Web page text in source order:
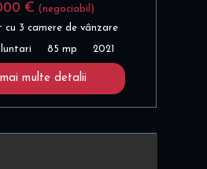
€ (negociabil)
3 camere de vânzare
85 mp 2021
multe detalii